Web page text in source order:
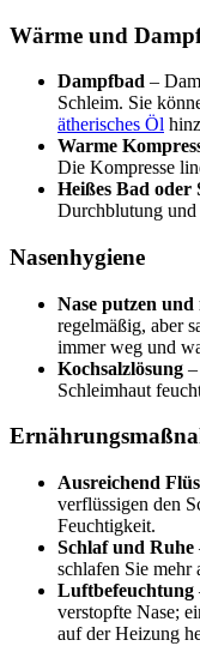
Wärme und
Dampfbad –
Schleim. Sie
ätherisches Öl
Warme
Die Kompresse
Heißes Bad oder
Durchblutung und
Nasenhygiene
Nase putzen und
regelmäßig, aber
immer weg und
Kochsalzlösung
Schleimhaut
Ausreichend
verflüssigen den
Feuchtigkeit.
Schlaf und Ruhe
schlafen Sie mehr
Luftbefeuchtung
verstopfte Nase;
auf der Heizung